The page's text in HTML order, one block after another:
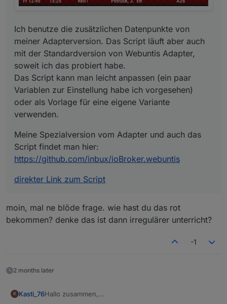
Ich benutze die zusätzlichen Datenpunkte von
meiner Adapterversion. Das Script läuft aber auch
mit der Standardversion von Webuntis Adapter,
soweit ich das probiert habe.
Das Script kann man leicht anpassen (ein paar
Variablen zur Einstellung habe ich vorgesehen)
oder als Vorlage für eine eigene Variante
verwenden.
Meine Spezialversion vom Adapter und auch das
Script findet man hier:
https://github.com/inbux/ioBroker.webuntis
direkter Link zum Script
moin, mal ne blöde frage. wie hast du das rot
bekommen? denke das ist dann irregulärer unterricht?
-1
2 months later
K Kasti_76Hallo zusammen,